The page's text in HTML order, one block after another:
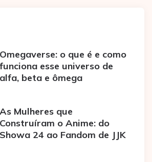
Omegaverse: o que é e como
funciona esse universo de
alfa, beta e ômega
As Mulheres que
Construíram o Anime: do
Showa 24 ao Fandom de JJK